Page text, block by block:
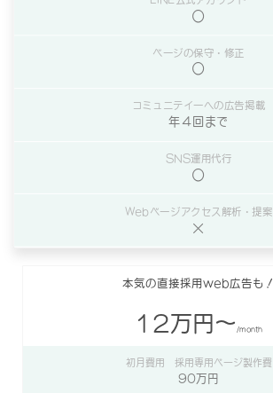
◯
◯
年４回まで
◯
×
本気の直接採用web広告も！
12万円〜 /month
90万円